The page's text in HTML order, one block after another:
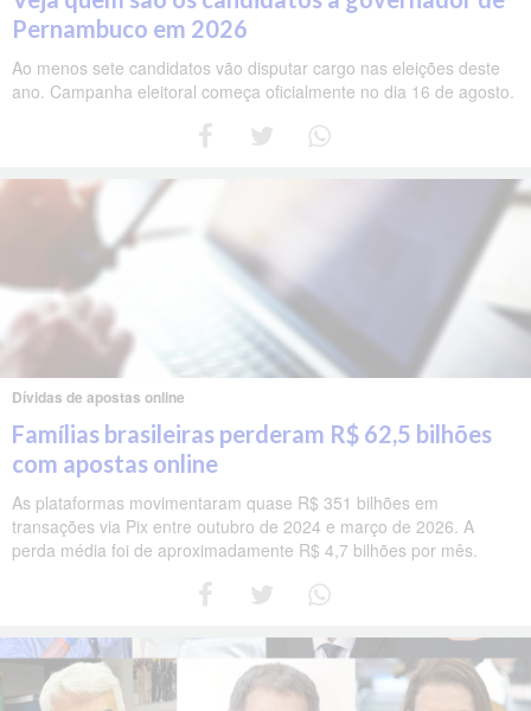
Pernambuco em 2026
Ao menos sete candidatos vão disputar cargo nas eleições deste
ano. Campanha eleitoral começa oficialmente no dia 16 de agosto.
Dívidas de apostas online
Famílias brasileiras perderam R$ 62,5 bilhões
com apostas online
As plataformas movimentaram quase R$ 351 bilhões em
transações via Pix entre outubro de 2024 e março de 2026. A
perda média foi de aproximadamente R$ 4,7 bilhões por mês.